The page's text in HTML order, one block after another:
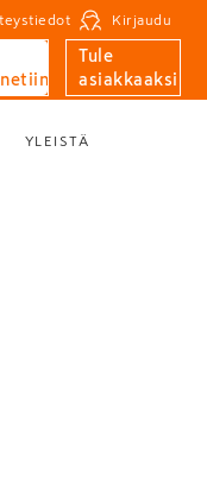
Kirjaudu
Tule
asiakkaaksi
YLEISTÄ